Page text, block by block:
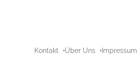
Kontakt Über Uns Impressum